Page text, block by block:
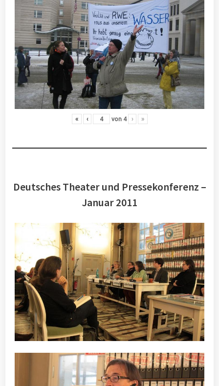
« ‹ von 4 › »
Deutsches Theater und Pressekonferenz –
Januar 2011